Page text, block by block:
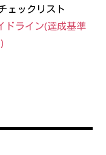
ェックリスト
ライン(達成基準